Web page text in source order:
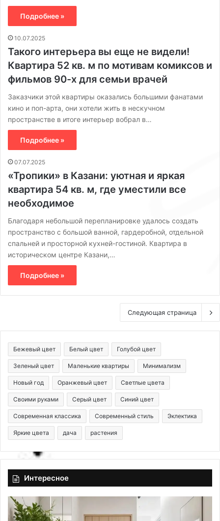
Подробнее »
10.07.2025
Такого интерьера вы еще не видели!
Квартира 52 кв. м по мотивам комиксов и
фильмов 90-х для семьи врачей
Заказчики этой квартиры оказались большими фанатами
кино и поп-арта, они хотели жить в нескучном
пространстве в итоге интерьер вобрал в…
Подробнее »
07.07.2025
«Тропики» в Казани: уютная и яркая
квартира 54 кв. м, где уместили все
необходимое
Благодаря небольшой перепланировке удалось создать
пространство с большой ванной, гардеробной, отдельной
спальней и просторной кухней-гостиной. Квартира в
историческом центре Казани,…
Подробнее »
Следующая страница
Бежевый цвет Белый цвет Голубой цвет
Зеленый цвет Маленькие квартиры Минимализм
Новый год Оранжевый цвет Светлые цвета
Своими руками Серый цвет Синий цвет
Современная классика Современный стиль Эклектика
Яркие цвета дача растения
Интересное
В
х